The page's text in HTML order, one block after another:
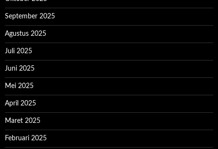
September 2025
Agustus 2025
Juli 2025
Juni 2025
Mei 2025
April 2025
Maret 2025
Februari 2025